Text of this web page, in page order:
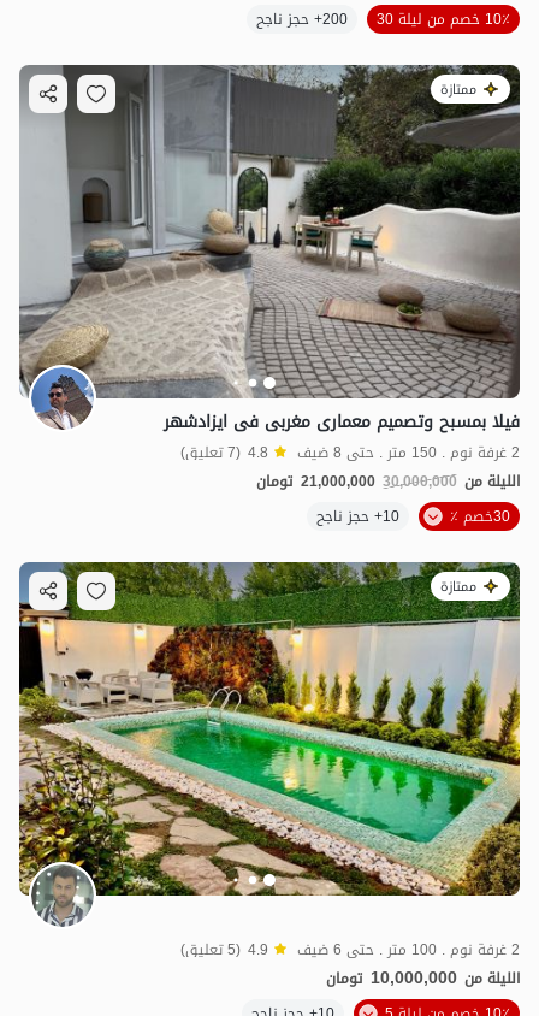
10٪ خصم من ليلة 30
200+ حجز ناجح
ممتازة
فیلا بمسبح وتصمیم معماری مغربی فی ایزادشهر
2 غرفة نوم . 150 متر . حتى 8 ضيف 4.8 (7 تعليق)
الليلة من 30,000,000
21,000,000 تومان
30خصم ٪
10+ حجز ناجح
ممتازة
2 غرفة نوم . 100 متر . حتى 6 ضيف 4.9 (5 تعليق)
الليلة من 10,000,000 تومان